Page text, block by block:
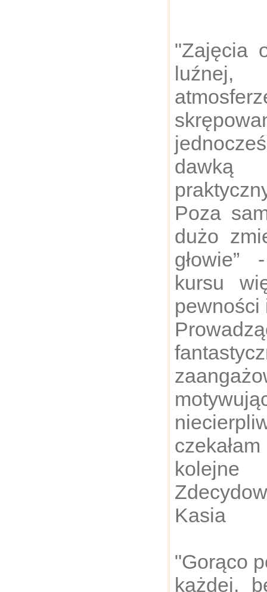
"Zajęcia
luźnej,
Poza
dużo
głowie”
kursu
pewności
Kasia
"Gorąco
każdej,